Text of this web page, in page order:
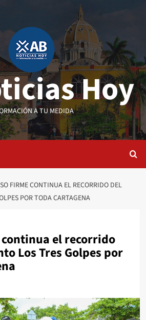
Hoy
A TU MEDIDA
FIRME CONTINUA EL RECORRIDO DEL
POR TODA CARTAGENA
el recorrido
Los Tres Golpes por